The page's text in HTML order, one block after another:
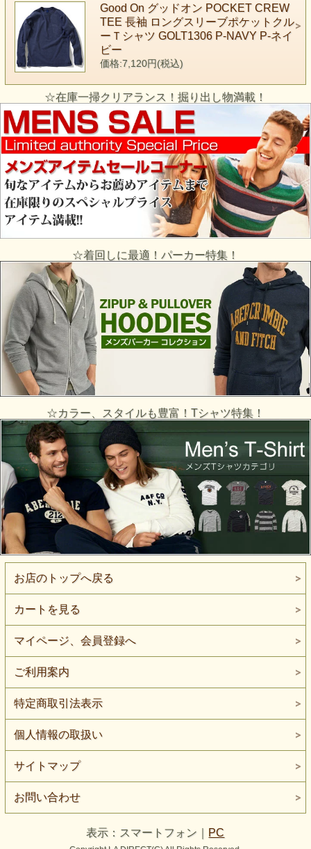
Good On グッドオン POCKET CREW
TEE 長袖 ロングスリーブポケットクル
ーＴシャツ GOLT1306 P-NAVY P-ネイ
ビー
価格:7,120円(税込)
☆在庫一掃クリアランス！掘り出し物満載！
☆着回しに最適！パーカー特集！
☆カラー、スタイルも豊富！Tシャツ特集！
お店のトップへ戻る
カートを見る
マイページ、会員登録へ
ご利用案内
特定商取引法表示
個人情報の取扱い
サイトマップ
お問い合わせ
表示：スマートフォン｜ PC